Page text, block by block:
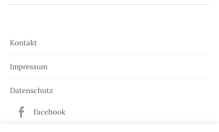
Kontakt
Impressum
Datenschutz
Facebook